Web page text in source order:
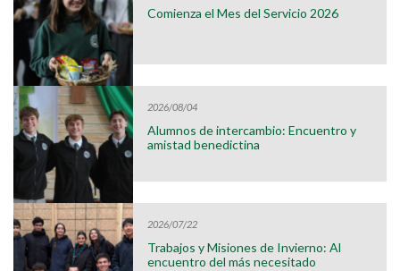
Comienza el Mes del Servicio 2026
2026/08/04
Alumnos de intercambio: Encuentro y
amistad benedictina
2026/07/22
Trabajos y Misiones de Invierno: Al
encuentro del más necesitado